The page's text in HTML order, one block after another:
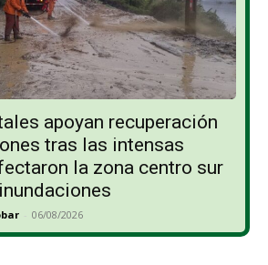
apoyan recuperación
tras las intensas
la zona centro sur
- 06/08/2026